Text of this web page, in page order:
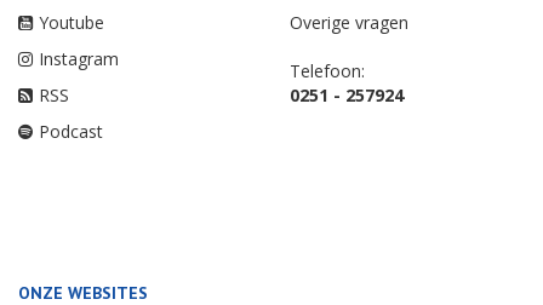
Youtube
Instagram
RSS
Podcast
Overige vragen
Telefoon:
0251 - 257924
ONZE WEBSITES